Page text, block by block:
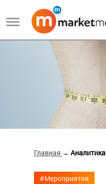
Главная → Аналитика
#Мероприятия